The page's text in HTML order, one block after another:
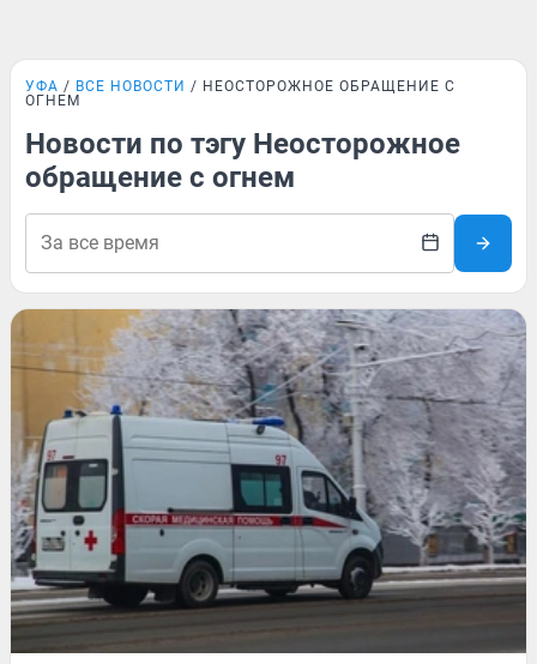
УФА ВСЕ НОВОСТИ
НЕОСТОРОЖНОЕ ОБРАЩЕНИЕ С
ОГНЕМ
Новости по тэгу Неосторожное
обращение с огнем